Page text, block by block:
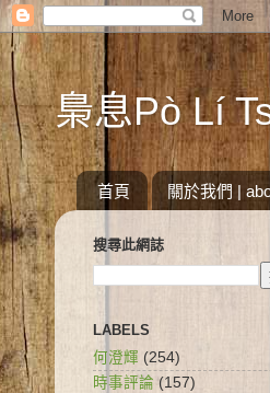
梟息Pò Lí
首頁 關於我們 |
搜尋此網誌
LABELS
何澄輝 (254)
時事評論 (157)